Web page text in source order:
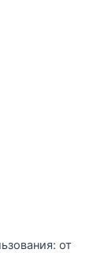
от